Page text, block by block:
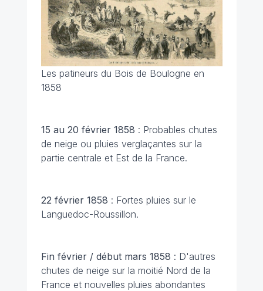
Les patineurs du Bois de Boulogne en
1858
15 au 20 février 1858 : Probables chutes
de neige ou pluies verglaçantes sur la
partie centrale et Est de la France.
22 février 1858 : Fortes pluies sur le
Languedoc-Roussillon.
Fin février / début mars 1858 : D'autres
chutes de neige sur la moitié Nord de la
France et nouvelles pluies abondantes